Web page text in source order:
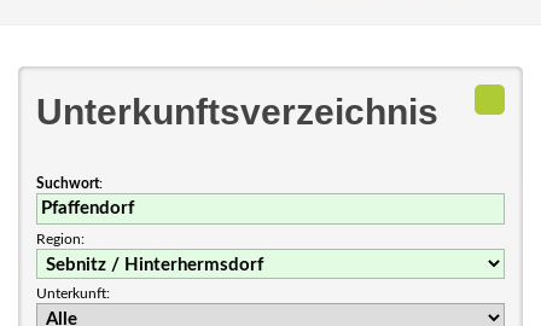
Unterkunftsverzeichnis
Suchwort:
Region:
Unterkunft: